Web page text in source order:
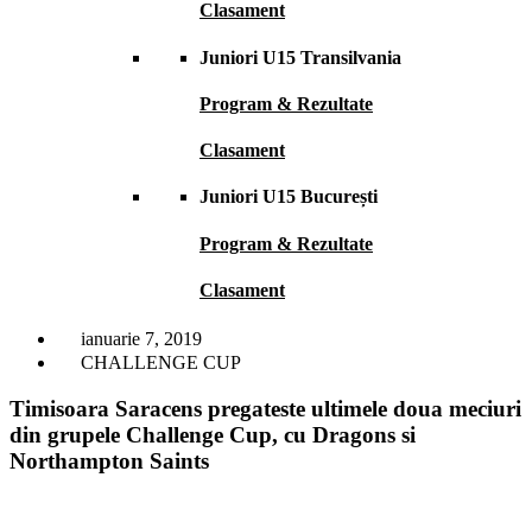
Clasament
Juniori U15 Transilvania
Program & Rezultate
Clasament
Juniori U15 București
Program & Rezultate
Clasament
ianuarie 7, 2019
CHALLENGE CUP
Timisoara Saracens pregateste ultimele doua meciuri
din grupele Challenge Cup, cu Dragons si
Northampton Saints